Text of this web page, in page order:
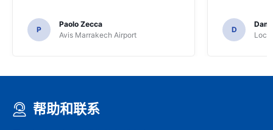
P
Paolo Zecca
Avis Marrakech Airport
D
帮助和联系